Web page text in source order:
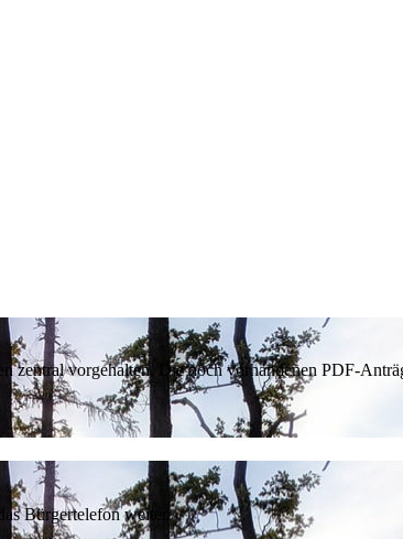
zentral vorgehalten. Die noch vorhandenen PDF-
Bürgertelefon weiter.